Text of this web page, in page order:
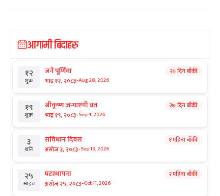
आगामी बिदाहरु
१२
शुक्र
जनै पूर्णिमा
भाद्र १२, २०८३-Aug 28, 2026
२० दिन बाँकी
१९
शुक्र
श्रीकृष्ण जन्माष्टमी व्रत
भाद्र १९, २०८३-Sep 4, 2026
२७ दिन बाँकी
३
शनि
संविधान दिवस
असोज ३, २०८३-Sep 19, 2026
१ महिना बाँकी
२५
आइत
घटस्थापना
असोज २५, २०८३-Oct 11, 2026
२ महिना बाँकी